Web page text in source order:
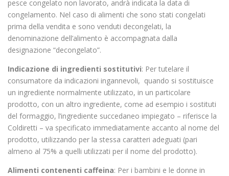
pesce congelato non lavorato, andrà indicata la data di
congelamento. Nel caso di alimenti che sono stati congelati
prima della vendita e sono venduti decongelati, la
denominazione dell’alimento è accompagnata dalla
designazione “decongelato”.
Indicazione di ingredienti sostitutivi: Per tutelare il
consumatore da indicazioni ingannevoli, quando si sostituisce
un ingrediente normalmente utilizzato, in un particolare
prodotto, con un altro ingrediente, come ad esempio i sostituti
del formaggio, l’ingrediente succedaneo impiegato – riferisce la
Coldiretti – va specificato immediatamente accanto al nome del
prodotto, utilizzando per la stessa caratteri adeguati (pari
almeno al 75% a quelli utilizzati per il nome del prodotto).
Alimenti contenenti caffeina: Per i bambini e le donne in